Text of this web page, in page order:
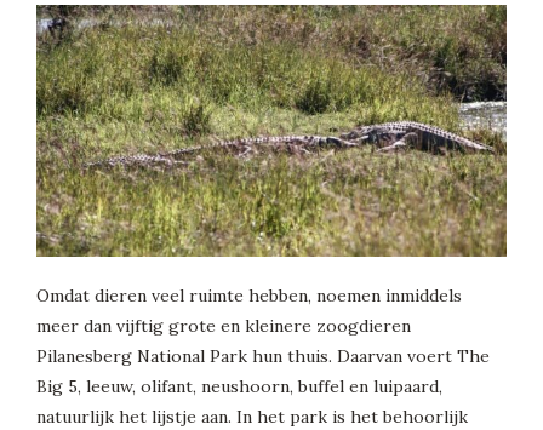
Omdat dieren veel ruimte hebben, noemen inmiddels
meer dan vijftig grote en kleinere zoogdieren
Pilanesberg National Park hun thuis. Daarvan voert The
Big 5, leeuw, olifant, neushoorn, buffel en luipaard,
natuurlijk het lijstje aan. In het park is het behoorlijk